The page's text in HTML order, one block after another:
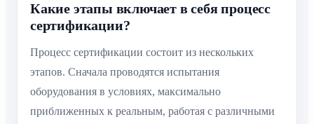
Какие этапы включает в себя процесс
сертификации?
Процесс сертификации состоит из нескольких
этапов. Сначала проводятся испытания
оборудования в условиях, максимально
приближенных к реальным, работая с различными